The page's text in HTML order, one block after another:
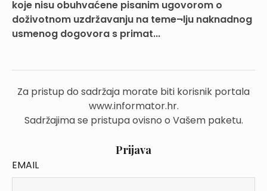
koje nisu obuhvaćene pisanim ugovorom o
doživotnom uzdržavanju na teme¬lju naknadnog
usmenog dogovora s primat...
Za pristup do sadržaja morate biti korisnik portala
www.informator.hr.
Sadržajima se pristupa ovisno o Vašem paketu.
Prijava
EMAIL